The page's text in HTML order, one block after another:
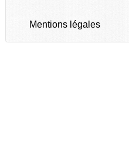
Mentions légales